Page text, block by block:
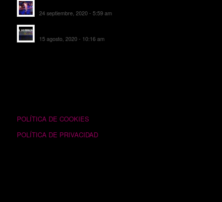
24 septiembre, 2020 - 5:59 am
15 agosto, 2020 - 10:16 am
POLÍTICA DE COOKIES
POLÍTICA DE PRIVACIDAD